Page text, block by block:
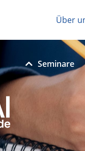
Über
Seminare